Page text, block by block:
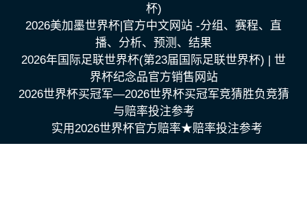
杯)
2026美加墨世界杯|官方中文网站 -分组、赛程、直
播、分析、预测、结果
2026年国际足联世界杯(第23届国际足联世界杯) | 世
界杯纪念品官方销售网站
2026世界杯买冠军—2026世界杯买冠军竞猜胜负竞猜
与赔率投注参考
实用2026世界杯官方赔率★赔率投注参考